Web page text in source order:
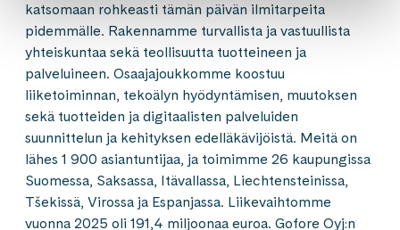
katsomaan rohkeasti tämän päivän ilmitarpeita
pidemmälle. Rakennamme turvallista ja vastuullista
yhteiskuntaa sekä teollisuutta tuotteineen ja
palveluineen. Osaajajoukkomme koostuu
liiketoiminnan, tekoälyn hyödyntämisen, muutoksen
sekä tuotteiden ja digitaalisten palveluiden
suunnittelun ja kehityksen edelläkävijöistä. Meitä on
lähes 1 900 asiantuntijaa, ja toimimme 26 kaupungissa
Suomessa, Saksassa, Itävallassa, Liechtensteinissa,
Tšekissä, Virossa ja Espanjassa. Liikevaihtomme
vuonna 2025 oli 191,4 miljoonaa euroa. Gofore Oyj:n